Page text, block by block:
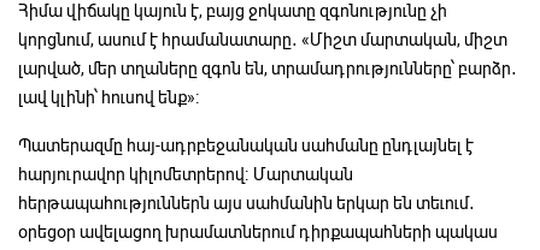
Հիմա վիճակը կայուն է, բայց ջոկատը զգոնությունը չի
կորցնում, ասում է հրամանատարը․ «Միշտ մարտական, միշտ
լարված, մեր տղաները զգոն են, տրամադրությունները՝ բարձր․
լավ կլինի՝ հուսով ենք»։
Պատերազմը հայ-ադրբեջանական սահմանը ընդլայնել է
հարյուրավոր կիլոմետրերով։ Մարտական
հերթապահություններն այս սահմանին երկար են տեւում․
օրեցօր ավելացող խրամատներում դիրքապահների պակաս